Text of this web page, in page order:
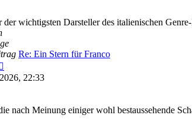
der wichtigsten Darsteller des italienischen
Re: Ein Stern für Franco
Beitrag22:33
nach Meinung einiger wohl bestaussehende